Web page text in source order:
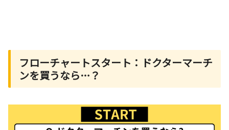
フローチャートスタート：ドクターマーチ
ンを買うなら…？